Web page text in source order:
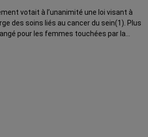
votait à l’unanimité une loi visant à
des soins liés au cancer du sein(1). Plus
pour les femmes touchées par la
adoptées.